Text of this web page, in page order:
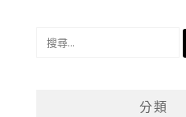
分類